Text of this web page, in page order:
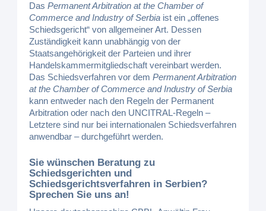
DasPermanent Arbitration at the Chamber of
Commerce and Industry of Serbia ist ein „offenes
Schiedsgericht“ von allgemeiner Art. Dessen
Zuständigkeit kann unabhängig von der
Staatsangehörigkeit der Parteien und ihrer
Handelskammermitgliedschaft vereinbart werden.
Das Schiedsverfahren vor demPermanent Arbitration
at the Chamber of Commerce and Industry of Serbia
kann entweder nach den Regeln der Permanent
Arbitration oder nach den UNCITRAL-Regeln –
Letztere sind nur bei internationalen Schiedsverfahren
anwendbar – durchgeführt werden.
Sie wünschen Beratung zu
Schiedsgerichten und
Schiedsgerichtsverfahren in Serbien?
Sprechen Sie uns an!